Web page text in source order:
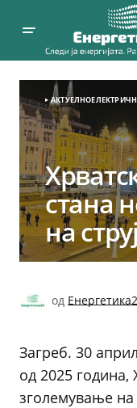
АКТУЕЛНО
станa
на
од
Загреб. 30
од 2025 година,
зголемување